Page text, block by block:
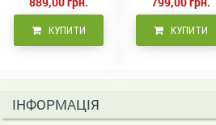
КУПИТИ КУПИТИ
ІНФОРМАЦІЯ